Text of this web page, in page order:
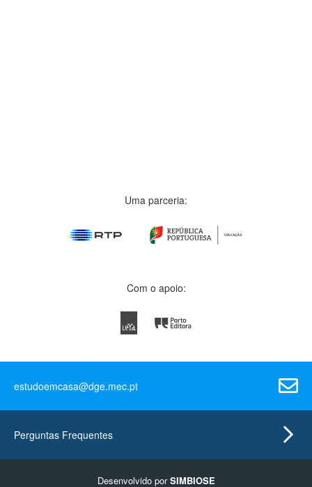
Uma parceria:
Com o apoio:
estudoemcasa@dge.mec.pt
Perguntas Frequentes
Desenvolvido porSIMBIOSE